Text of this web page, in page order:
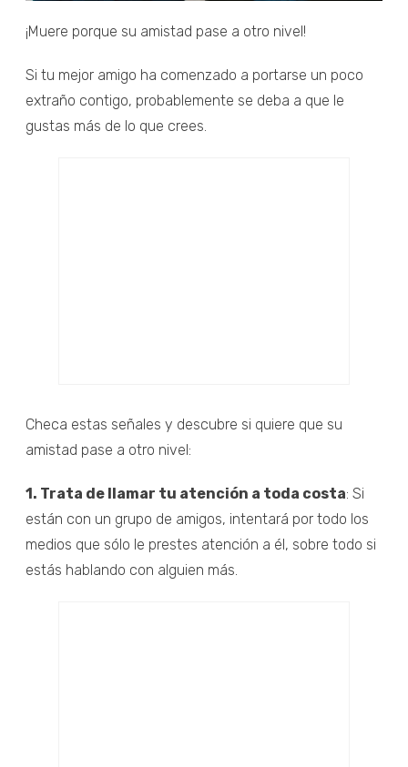
¡Muere porque su amistad pase a otro nivel!
Si tu mejor amigo ha comenzado a portarse un poco
extraño contigo, probablemente se deba a que le
gustas más de lo que crees.
Checa estas señales y descubre si quiere que su
amistad pase a otro nivel:
1. Trata de llamar tu atención a toda costa: Si
están con un grupo de amigos, intentará por todo los
medios que sólo le prestes atención a él, sobre todo si
estás hablando con alguien más.